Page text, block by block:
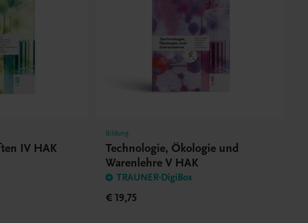
IV HAK
Bildung
Technologie, Ökologie und
Warenlehre V HAK
TRAUNER-DigiBox
€ 19,75